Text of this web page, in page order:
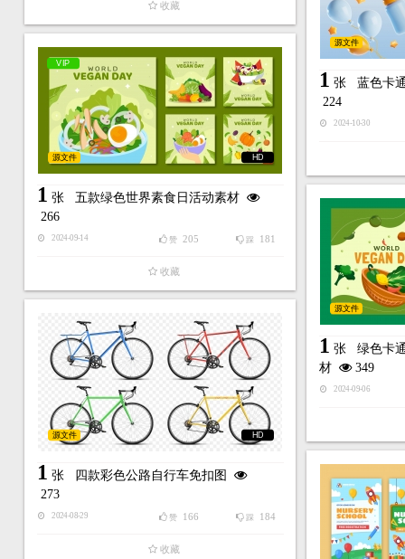
收藏
源文件
1 张 蓝色卡
224
2024-10-30
VIP
HD
源文件
1 张 五款绿色世界素食日活动素材
266
2024-09-14 踩 181
赞 205
收藏
源文件
1 张 绿色卡
材
349
2024-09-06
HD
源文件
1 张
四款彩色公路自行车免扣图
273
2024-08-29 踩 184
赞 166
收藏